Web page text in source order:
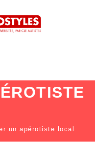
un apérotiste local